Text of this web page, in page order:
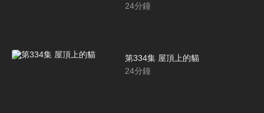
24分鐘
第334集 屋頂上的貓
24分鐘